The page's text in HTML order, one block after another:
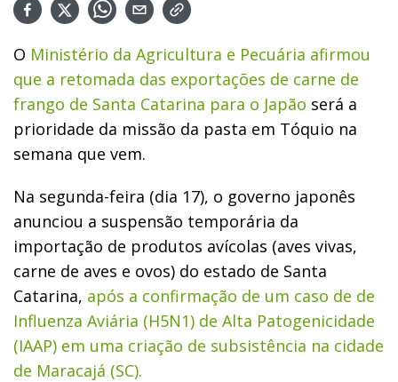
O Ministério da Agricultura e Pecuária afirmou
que a retomada das exportações de carne de
frango de Santa Catarina para o Japão será a
prioridade da missão da pasta em Tóquio na
semana que vem.
Na segunda-feira (dia 17), o governo japonês
anunciou a suspensão temporária da
importação de produtos avícolas (aves vivas,
carne de aves e ovos) do estado de Santa
Catarina, após a confirmação de um caso de de
Influenza Aviária (H5N1) de Alta Patogenicidade
(IAAP) em uma criação de subsistência na cidade
de Maracajá (SC).